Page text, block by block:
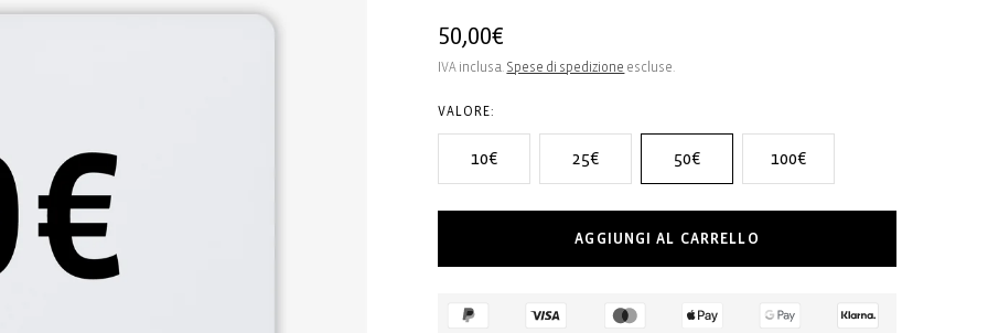
Prezzo
di
50,00€
IVA inclusa. Spese di spedizione escluse.
VALORE:
10€ 25€ 50€ 100€
AGGIUNGI AL CARRELLO